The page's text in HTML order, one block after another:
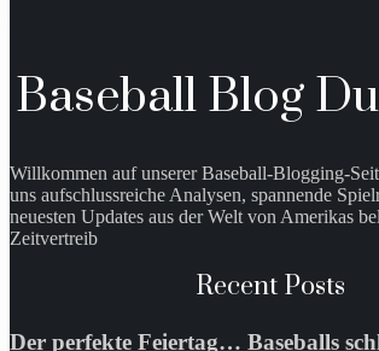
Baseball Blog
Willkommen auf unserer Baseball-Blogging-
uns aufschlussreiche Analysen, spannende
neuesten Updates aus der Welt von Amerikas
Zeitvertreib
Recent Posts
Der perfekte Feiertag… Baseballs